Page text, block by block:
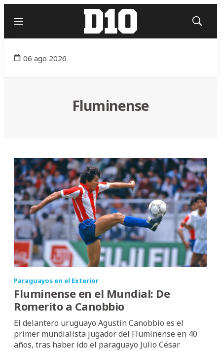
Menú
Mostrar
06 ago 2026
Fluminense
Paraguayos en el Exterior
Fluminense en el Mundial: De
Romerito a Canobbio
El delantero uruguayo Agustín Canobbio es el
primer mundialista jugador del Fluminense en 40
años, tras haber ido el paraguayo Julio César